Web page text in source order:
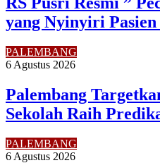
yang Nyinyiri Pasien
PALEMBANG
6 Agustus 2026
Palembang
Sekolah Raih
PALEMBANG
6 Agustus 2026